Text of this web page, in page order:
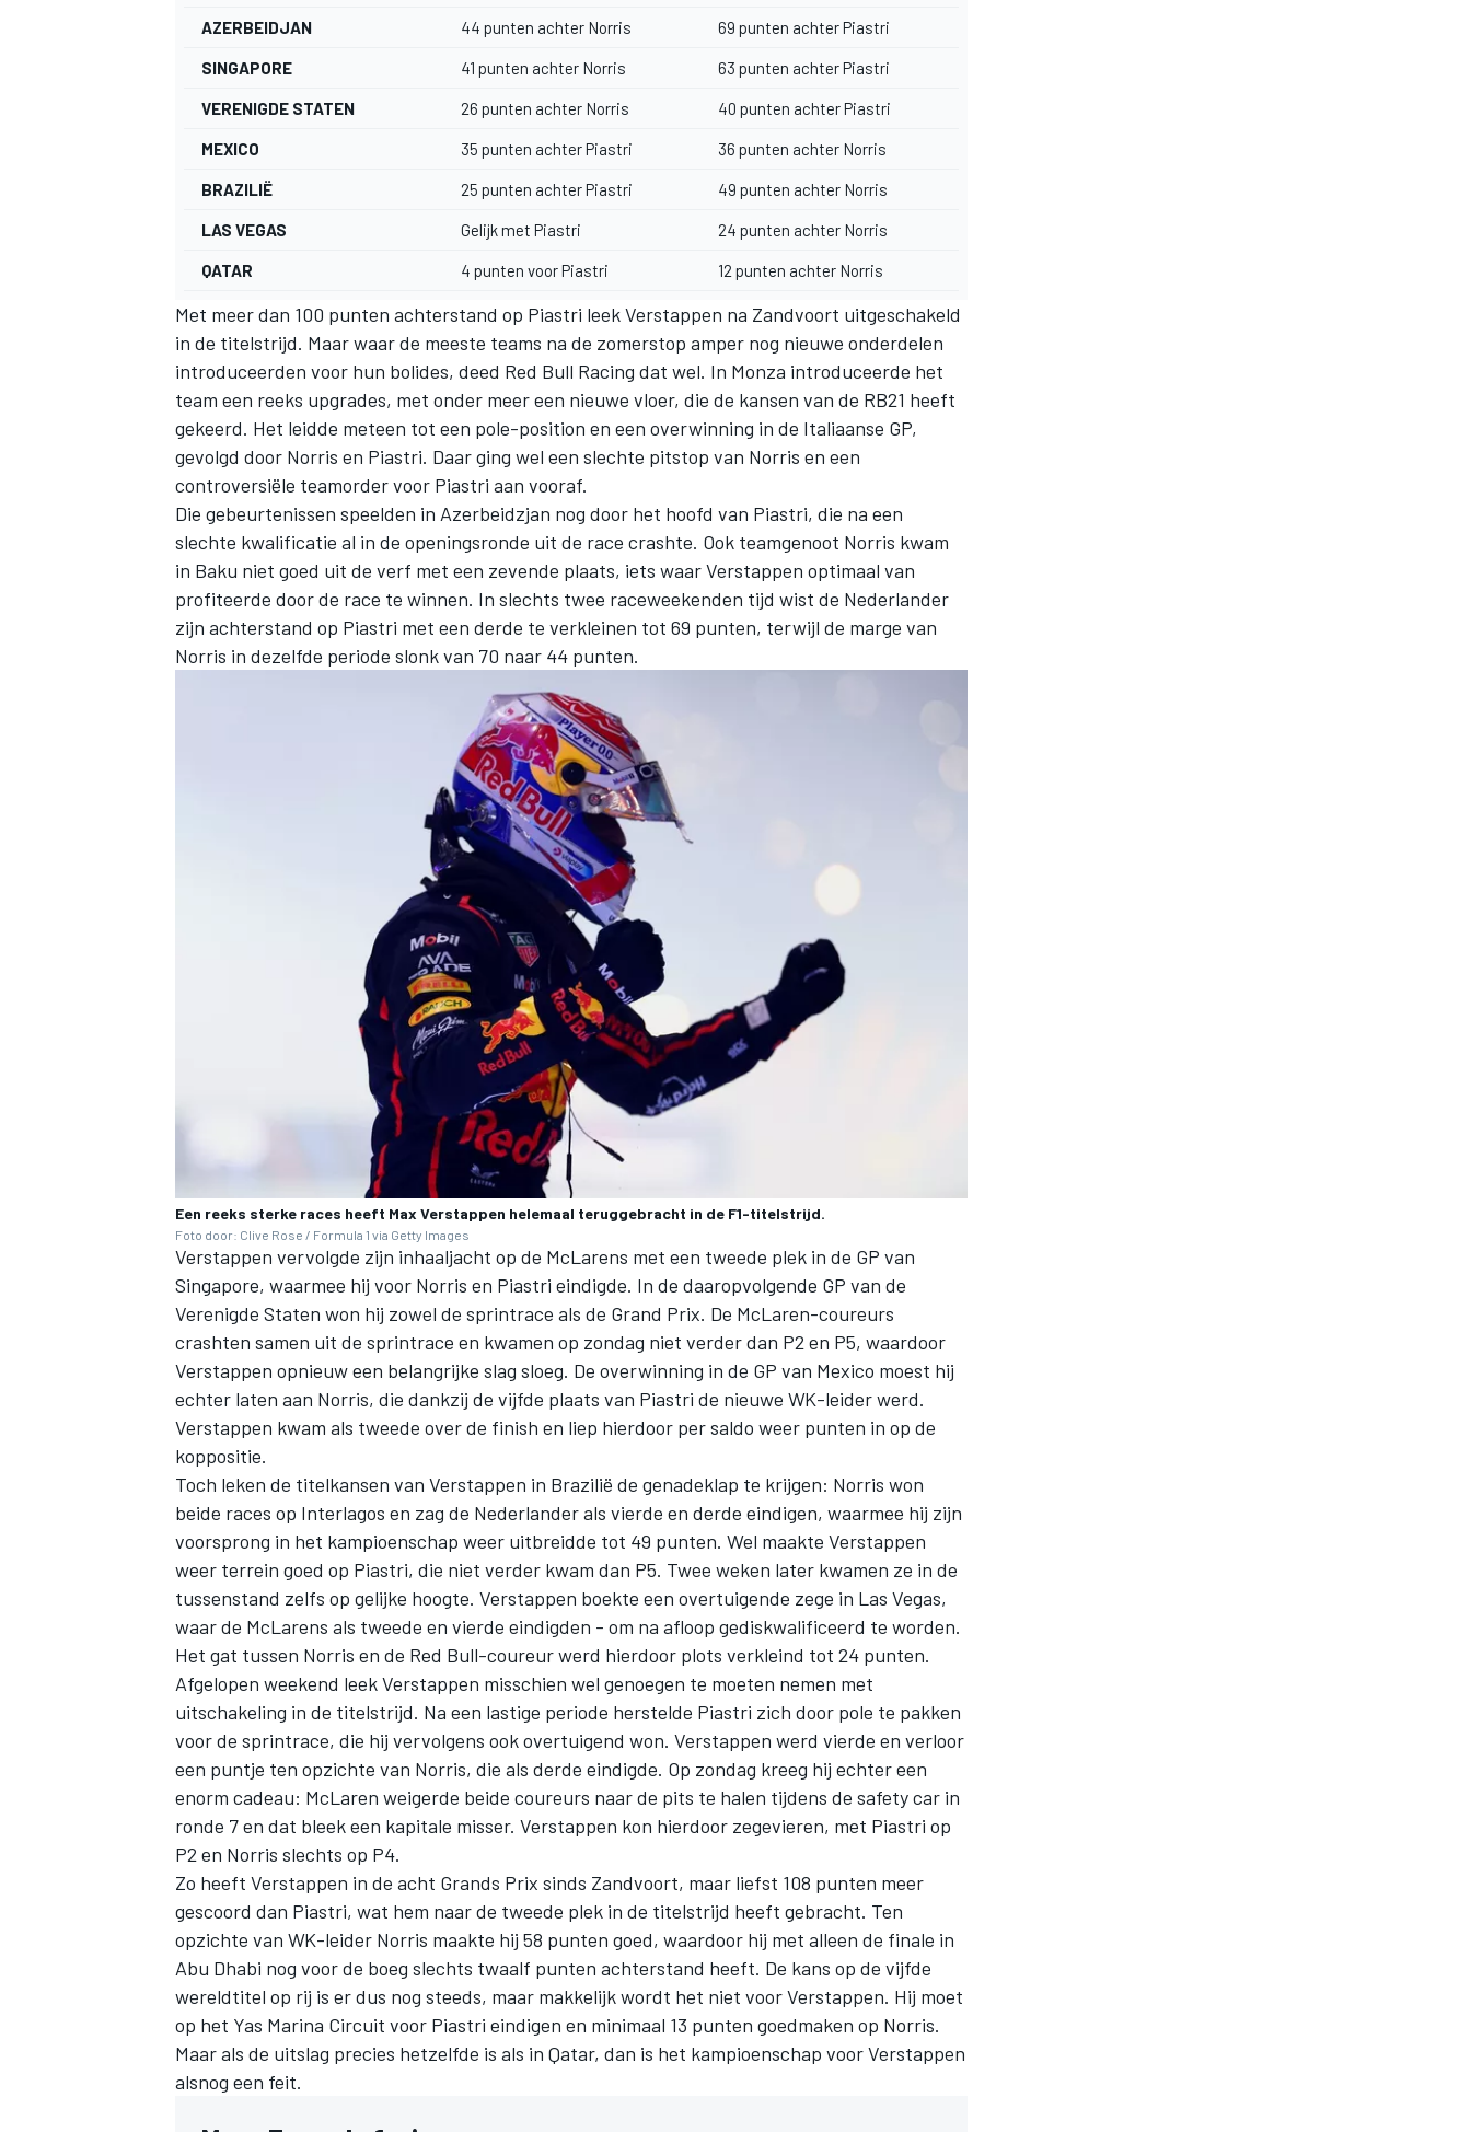
MEER RACEKLASSEN
AZERBEIDJAN 44 punten achter Norris 69 punten achter Piastri
SINGAPORE 41 punten achter Norris 63 punten achter Piastri
VERENIGDE STATEN 26 punten achter Norris 40 punten achter Piastri
MEXICO 35 punten achter Piastri 36 punten achter Norris
BRAZILIË 25 punten achter Piastri 49 punten achter Norris
LAS VEGAS Gelijk met Piastri 24 punten achter Norris
QATAR 4 punten voor Piastri 12 punten achter Norris
Met meer dan 100 punten achterstand op Piastri leek Verstappen na Zandvoort uitgeschakeld
in de titelstrijd. Maar waar de meeste teams na de zomerstop amper nog nieuwe onderdelen
introduceerden voor hun bolides, deed Red Bull Racing dat wel. In Monza introduceerde het
team een reeks upgrades, met onder meer een nieuwe vloer, die de kansen van de RB21 heeft
gekeerd. Het leidde meteen tot een pole-position en een overwinning in de Italiaanse GP,
gevolgd door Norris en Piastri. Daar ging wel een slechte pitstop van Norris en een
controversiële teamorder voor Piastri aan vooraf.
Die gebeurtenissen speelden in Azerbeidzjan nog door het hoofd van Piastri, die na een
slechte kwalificatie al in de openingsronde uit de race crashte. Ook teamgenoot Norris kwam
in Baku niet goed uit de verf met een zevende plaats, iets waar Verstappen optimaal van
profiteerde door de race te winnen. In slechts twee raceweekenden tijd wist de Nederlander
zijn achterstand op Piastri met een derde te verkleinen tot 69 punten, terwijl de marge van
Norris in dezelfde periode slonk van 70 naar 44 punten.
Een reeks sterke races heeft Max Verstappen helemaal teruggebracht in de F1-titelstrijd.
Foto door: Clive Rose / Formula 1 via Getty Images
Verstappen vervolgde zijn inhaaljacht op de McLarens met een tweede plek in de GP van
Singapore, waarmee hij voor Norris en Piastri eindigde. In de daaropvolgende GP van de
Verenigde Staten won hij zowel de sprintrace als de Grand Prix. De McLaren-coureurs
crashten samen uit de sprintrace en kwamen op zondag niet verder dan P2 en P5, waardoor
Verstappen opnieuw een belangrijke slag sloeg. De overwinning in de GP van Mexico moest hij
echter laten aan Norris, die dankzij de vijfde plaats van Piastri de nieuwe WK-leider werd.
Verstappen kwam als tweede over de finish en liep hierdoor per saldo weer punten in op de
koppositie.
Toch leken de titelkansen van Verstappen in Brazilië de genadeklap te krijgen: Norris won
beide races op Interlagos en zag de Nederlander als vierde en derde eindigen, waarmee hij zijn
voorsprong in het kampioenschap weer uitbreidde tot 49 punten. Wel maakte Verstappen
weer terrein goed op Piastri, die niet verder kwam dan P5. Twee weken later kwamen ze in de
tussenstand zelfs op gelijke hoogte. Verstappen boekte een overtuigende zege in Las Vegas,
waar de McLarens als tweede en vierde eindigden - om na afloop gediskwalificeerd te worden.
Het gat tussen Norris en de Red Bull-coureur werd hierdoor plots verkleind tot 24 punten.
Afgelopen weekend leek Verstappen misschien wel genoegen te moeten nemen met
uitschakeling in de titelstrijd. Na een lastige periode herstelde Piastri zich door pole te pakken
voor de sprintrace, die hij vervolgens ook overtuigend won. Verstappen werd vierde en verloor
een puntje ten opzichte van Norris, die als derde eindigde. Op zondag kreeg hij echter een
enorm cadeau: McLaren weigerde beide coureurs naar de pits te halen tijdens de safety car in
ronde 7 en dat bleek een kapitale misser. Verstappen kon hierdoor zegevieren, met Piastri op
P2 en Norris slechts op P4.
Zo heeft Verstappen in de acht Grands Prix sinds Zandvoort, maar liefst 108 punten meer
gescoord dan Piastri, wat hem naar de tweede plek in de titelstrijd heeft gebracht. Ten
opzichte van WK-leider Norris maakte hij 58 punten goed, waardoor hij met alleen de finale in
Abu Dhabi nog voor de boeg slechts twaalf punten achterstand heeft. De kans op de vijfde
wereldtitel op rij is er dus nog steeds, maar makkelijk wordt het niet voor Verstappen. Hij moet
op het Yas Marina Circuit voor Piastri eindigen en minimaal 13 punten goedmaken op Norris.
Maar als de uitslag precies hetzelfde is als in Qatar, dan is het kampioenschap voor Verstappen
alsnog een feit.